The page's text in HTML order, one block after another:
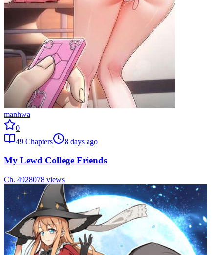
manhwa
0
49 Chapters 8 days ago
My Lewd College Friends
Ch. 4928078 views